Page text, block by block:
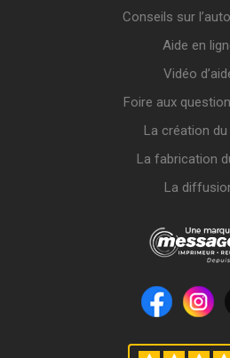
Conseils sur
Aide en
Vidéo
Foire aux
La création du
La fabrication
La